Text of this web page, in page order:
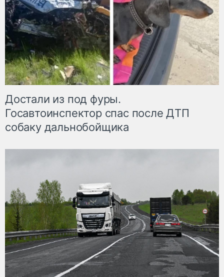
Достали из под фуры.
Госавтоинспектор спас после ДТП
собаку дальнобойщика